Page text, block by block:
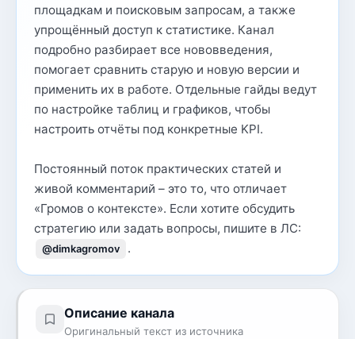
площадкам и поисковым запросам, а также
упрощённый доступ к статистике. Канал
подробно разбирает все нововведения,
помогает сравнить старую и новую версии и
применить их в работе. Отдельные гайды ведут
по настройке таблиц и графиков, чтобы
настроить отчёты под конкретные KPI.
Постоянный поток практических статей и
живой комментарий – это то, что отличает
«Громов о контексте». Если хотите обсудить
стратегию или задать вопросы, пишите в ЛС:
@dimkagromov .
Описание канала
Оригинальный текст из источника